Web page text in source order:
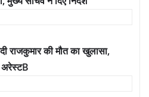
राजकुमार की मौत का खुलासा,